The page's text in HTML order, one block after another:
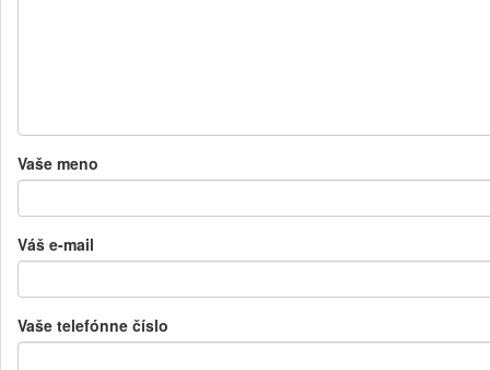
Vaše meno
Váš e-mail
Vaše telefónne číslo